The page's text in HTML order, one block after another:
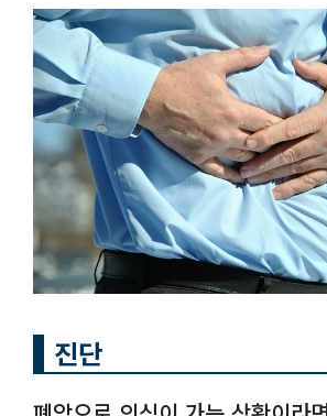
진단